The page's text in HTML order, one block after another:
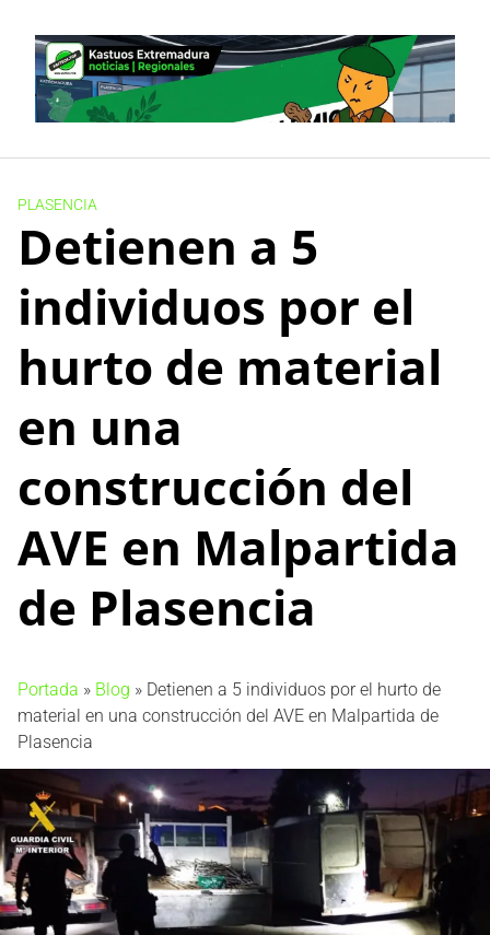
content
PLASENCIA
Detienen a 5
individuos por el
hurto de material
en una
construcción del
AVE en Malpartida
de Plasencia
Portada » Blog » Detienen a 5 individuos por el hurto de
material en una construcción del AVE en Malpartida de
Plasencia